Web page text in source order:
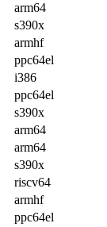
arm64
s390x
armhf
ppc64el
i386
ppc64el
s390x
arm64
arm64
s390x
riscv64
armhf
ppc64el